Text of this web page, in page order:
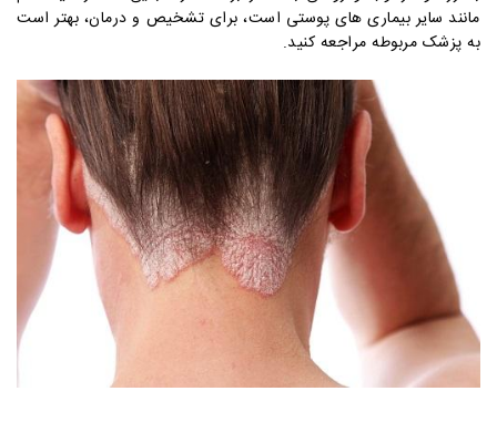
مانند سایر بیماری های پوستی است، برای تشخیص و درمان، بهتر است
به پزشک مربوطه مراجعه کنید.